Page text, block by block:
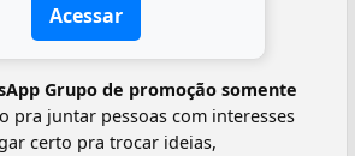
Acessar
Grupo de promoção somente
pra juntar pessoas com interesses
certo pra trocar ideias,